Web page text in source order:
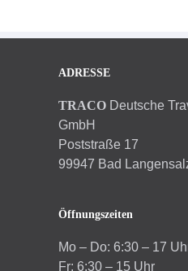
ADRESSE
TRACO Deutsche
GmbH
Poststraße 17
99947 Bad
Öffnungszeiten
Mo – Do: 6:30 – 17
Fr: 6:30 – 15 Uhr